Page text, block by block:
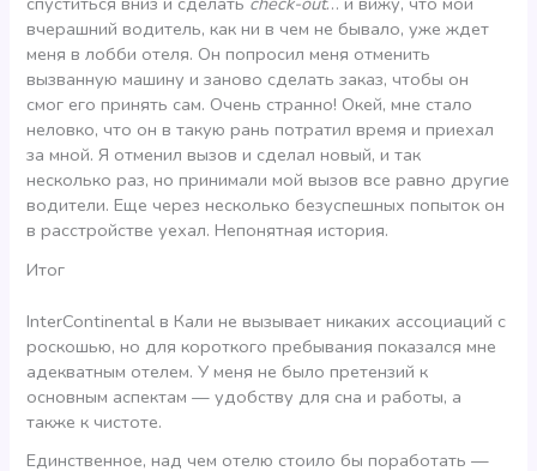
вчерашний водитель, как ни в чем не бывало, уже ждет
меня в лобби отеля. Он попросил меня отменить
вызванную машину и заново сделать заказ, чтобы он
cмог его принять сам. Очень странно! Окей, мне стало
неловко, что он в такую рань потратил время и приехал
за мной. Я отменил вызов и сделал новый, и так
несколько раз, но принимали мой вызов все равно другие
водители. Еще через несколько безуспешных попыток он
в расстройстве уехал. Непонятная история.
Итог
InterContinental в Кали не вызывает никаких ассоциаций с
роскошью, но для короткого пребывания показался мне
адекватным отелем. У меня не было претензий к
основным аспектам — удобству для сна и работы, а
также к чистоте.
Единственное, над чем отелю стоило бы поработать —